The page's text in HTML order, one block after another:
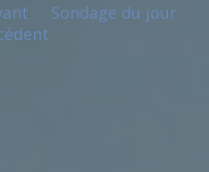
Sondage du jour